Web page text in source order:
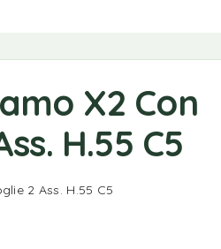
X2 Con
H.55 C5
2 Ass. H.55 C5